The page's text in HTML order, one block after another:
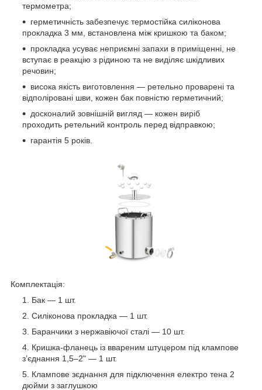
термометра;
герметичність забезпечує термостійка силіконова
прокладка 3 мм, встановлена між кришкою та баком;
прокладка усуває неприємні запахи в приміщенні, не
вступає в реакцію з рідиною та не виділяє шкідливих
речовин;
висока якість виготовлення — ретельно проварені та
відполіровані шви, кожен бак повністю герметичний;
досконалий зовнішній вигляд — кожен виріб
проходить ретельний контроль перед відправкою;
гарантія 5 років.
Комплектація:
Бак — 1 шт.
Силіконова прокладка — 1 шт.
Баранчики з нержавіючої сталі — 10 шт.
Кришка-фланець із ввареним штуцером під клампове
з’єднання 1,5–2" — 1 шт.
Клампове зєднання для підключення електро тена 2
дюйми з заглушкою